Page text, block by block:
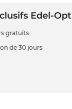
Edel-
gratuits
de 30 jours